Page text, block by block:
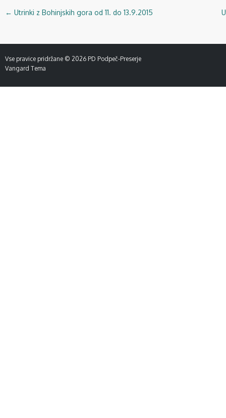
Navigacija
objav
← Utrinki z Bohinjskih gora od 11. do 13.9.2015
Vse pravice pridržane © 2026 PD Podpeč-Preserje
Vangard Tema